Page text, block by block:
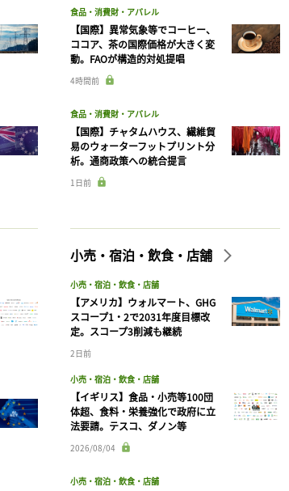
食品・消費財・アパレル
【国際】異常気象等でコーヒー、
ココア、茶の国際価格が大きく変
動。FAOが構造的対処提唱
4時間前
食品・消費財・アパレル
【国際】チャタムハウス、繊維貿
易のウォーターフットプリント分
析。通商政策への統合提言
1日前
小売・宿泊・飲食・店舗
小売・宿泊・飲食・店舗
【アメリカ】ウォルマート、GHG
スコープ1・2で2031年度目標改
定。スコープ3削減も継続
2日前
小売・宿泊・飲食・店舗
【イギリス】食品・小売等100団
体超、食料・栄養強化で政府に立
法要請。テスコ、ダノン等
2026/08/04
小売・宿泊・飲食・店舗